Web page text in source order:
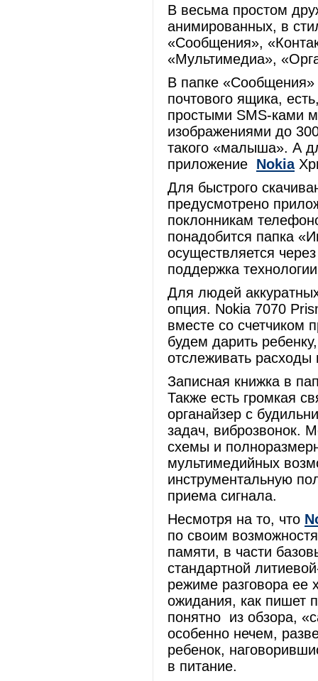
В весьма простом
анимированных, в
«Сообщения»,
«Мультимедиа»,
В папке
почтового ящика,
простыми SMS-ками
изображениями до
такого «малыша». А
приложение Nokia
Для быстрого
предусмотрено
поклонникам
понадобится папка
осуществляется
поддержка
Для людей
опция. Nokia 7070
вместе со счетчиком
будем дарить
отслеживать расходы
Записная книжка в
Также есть громкая
органайзер с
задач, виброзвонок.
схемы и
мультимедийных
инструментальную
приема сигнала.
Несмотря на то, что
по своим
памяти, в части
стандартной
режиме разговора ее
ожидания, как пишет
понятно из обзора,
особенно нечем,
ребенок,
в питание.